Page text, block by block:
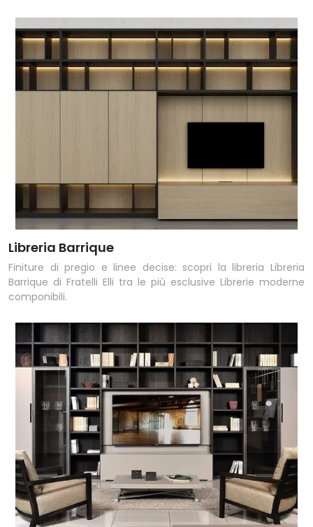
Libreria Barrique
Finiture di pregio e linee decise: scopri la libreria Libreria
Barrique di Fratelli Elli tra le più esclusive Librerie moderne
componibili.